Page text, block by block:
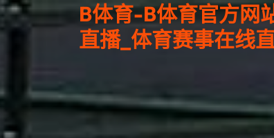
B体育-B体育官方网
直播_体育赛事在线